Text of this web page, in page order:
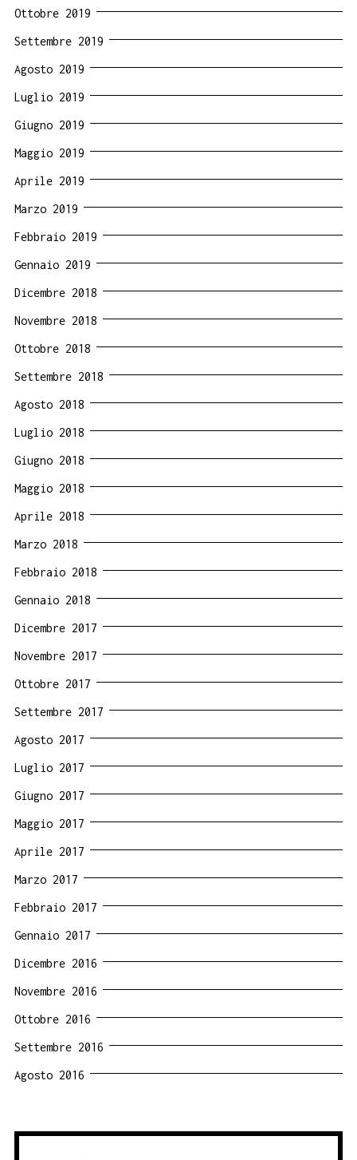
Ottobre 2019
Settembre 2019
Agosto 2019
Luglio 2019
Giugno 2019
Maggio 2019
Aprile 2019
Marzo 2019
Febbraio 2019
Gennaio 2019
Dicembre 2018
Novembre 2018
Ottobre 2018
Settembre 2018
Agosto 2018
Luglio 2018
Giugno 2018
Maggio 2018
Aprile 2018
Marzo 2018
Febbraio 2018
Gennaio 2018
Dicembre 2017
Novembre 2017
Ottobre 2017
Settembre 2017
Agosto 2017
Luglio 2017
Giugno 2017
Maggio 2017
Aprile 2017
Marzo 2017
Febbraio 2017
Gennaio 2017
Dicembre 2016
Novembre 2016
Ottobre 2016
Settembre 2016
Agosto 2016